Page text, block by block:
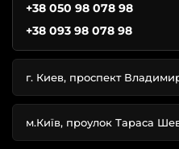
+38 050 98 078 98
+38 093 98 078 98
г. Киев, проспект
м.Київ, проулок Тараса